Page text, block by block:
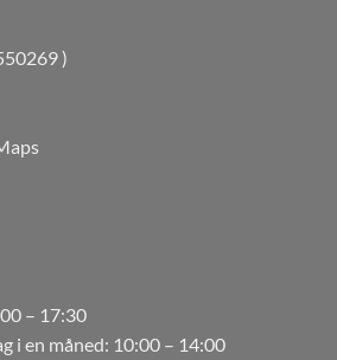
)
– 17:30
i en måned: 10:00 – 14:00